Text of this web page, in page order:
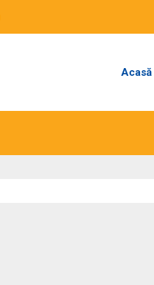
Acasă